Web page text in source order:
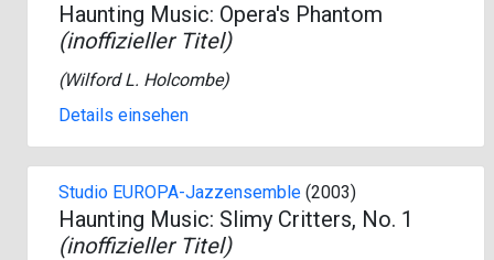
Haunting Music: Opera's Phantom
(inoffizieller Titel)
(Wilford L. Holcombe)
Details einsehen
Studio EUROPA-Jazzensemble (2003)
Haunting Music: Slimy Critters, No. 1
(inoffizieller Titel)